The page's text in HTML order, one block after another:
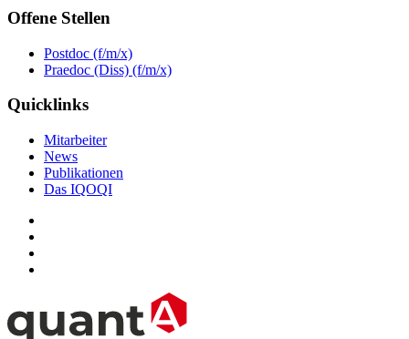
Offene Stellen
Postdoc (f/m/x)
Praedoc (Diss) (f/m/x)
Quicklinks
Mitarbeiter
News
Publikationen
Das IQOQI